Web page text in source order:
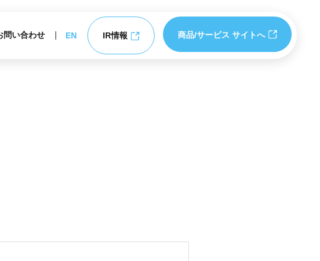
問い合わせ EN IR情報 商品/サービス サイトへ